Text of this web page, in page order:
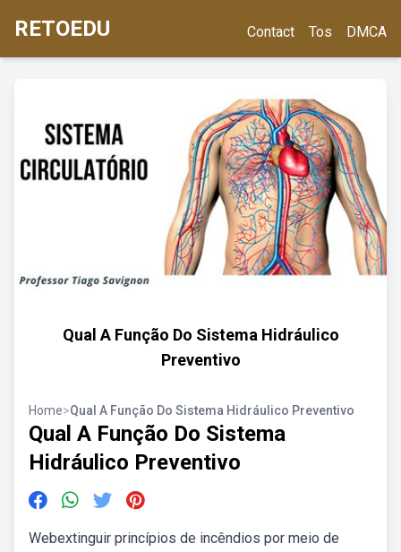
RETOEDU Contact Tos DMCA
Qual A Função Do Sistema Hidráulico
Preventivo
Home>Qual A Função Do Sistema Hidráulico Preventivo
Qual A Função Do Sistema
Hidráulico Preventivo
Webextinguir princípios de incêndios por meio de